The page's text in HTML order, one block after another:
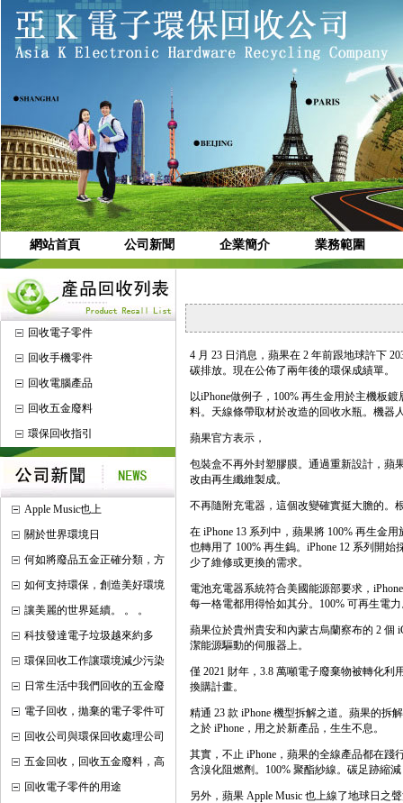
網站首頁 公司新聞 企業簡介 業務範圍
回收電子零件
回收手機零件
回收電腦產品
回收五金廢料
環保回收指引
Apple Music也上
關於世界環境日
何如將廢品五金正確分類，方
如何支持環保，創造美好環境
讓美麗的世界延續。 。 。
科技發達電子垃圾越來約多
環保回收工作讓環境減少污染
日常生活中我們回收的五金廢
電子回收，拋棄的電子零件可
回收公司與環保回收處理公司
五金回收，回收五金廢料，高
回收電子零件的用途
4 月 23 日消息，蘋果在 2 年前跟地球許下
碳排放。現在公佈了兩年後的環保成績單。
以iPhone做例子，100% 再生金用於主機板
料。天線條帶取材於改造的回收水瓶。機器
蘋果官方表示，
包裝盒不再外封塑膠膜。通過重新設計，蘋
改由再生纖維製成。
不再隨附充電器，這個改變確實挺大膽的。
在 iPhone 13 系列中，蘋果將 100% 再生金
也轉用了 100% 再生鎢。iPhone 12 系列開
少了維修或更換的需求。
電池充電器系統符合美國能源部要求，
每一格電都用得恰如其分。100% 可再生電
蘋果位於貴州貴安和內蒙古烏蘭察布的 2 個
潔能源驅動的伺服器上。
僅 2021 財年，3.8 萬噸電子廢棄物被轉化
換購計畫。
精通 23 款 iPhone 機型拆解之道。蘋果的拆
之於 iPhone，用之於新產品，生生不息。
其實，不止 iPhone，蘋果的全線產品都在踐
含溴化阻燃劑。100% 聚酯紗線。碳足跡縮
另外，蘋果 Apple Music 也上線了地球日之